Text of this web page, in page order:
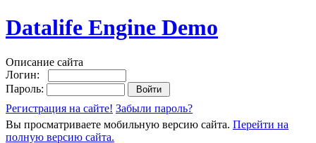
Datalife Engine Demo
Описание сайта
Логин:
Пароль:
Регистрация на сайте! Забыли пароль?
Вы просматриваете мобильную версию сайта. Перейти на
полную версию сайта.